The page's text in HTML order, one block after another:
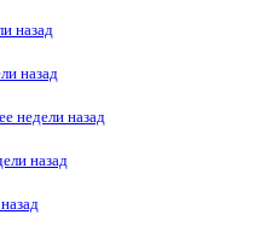
назад
назад
недели назад
назад